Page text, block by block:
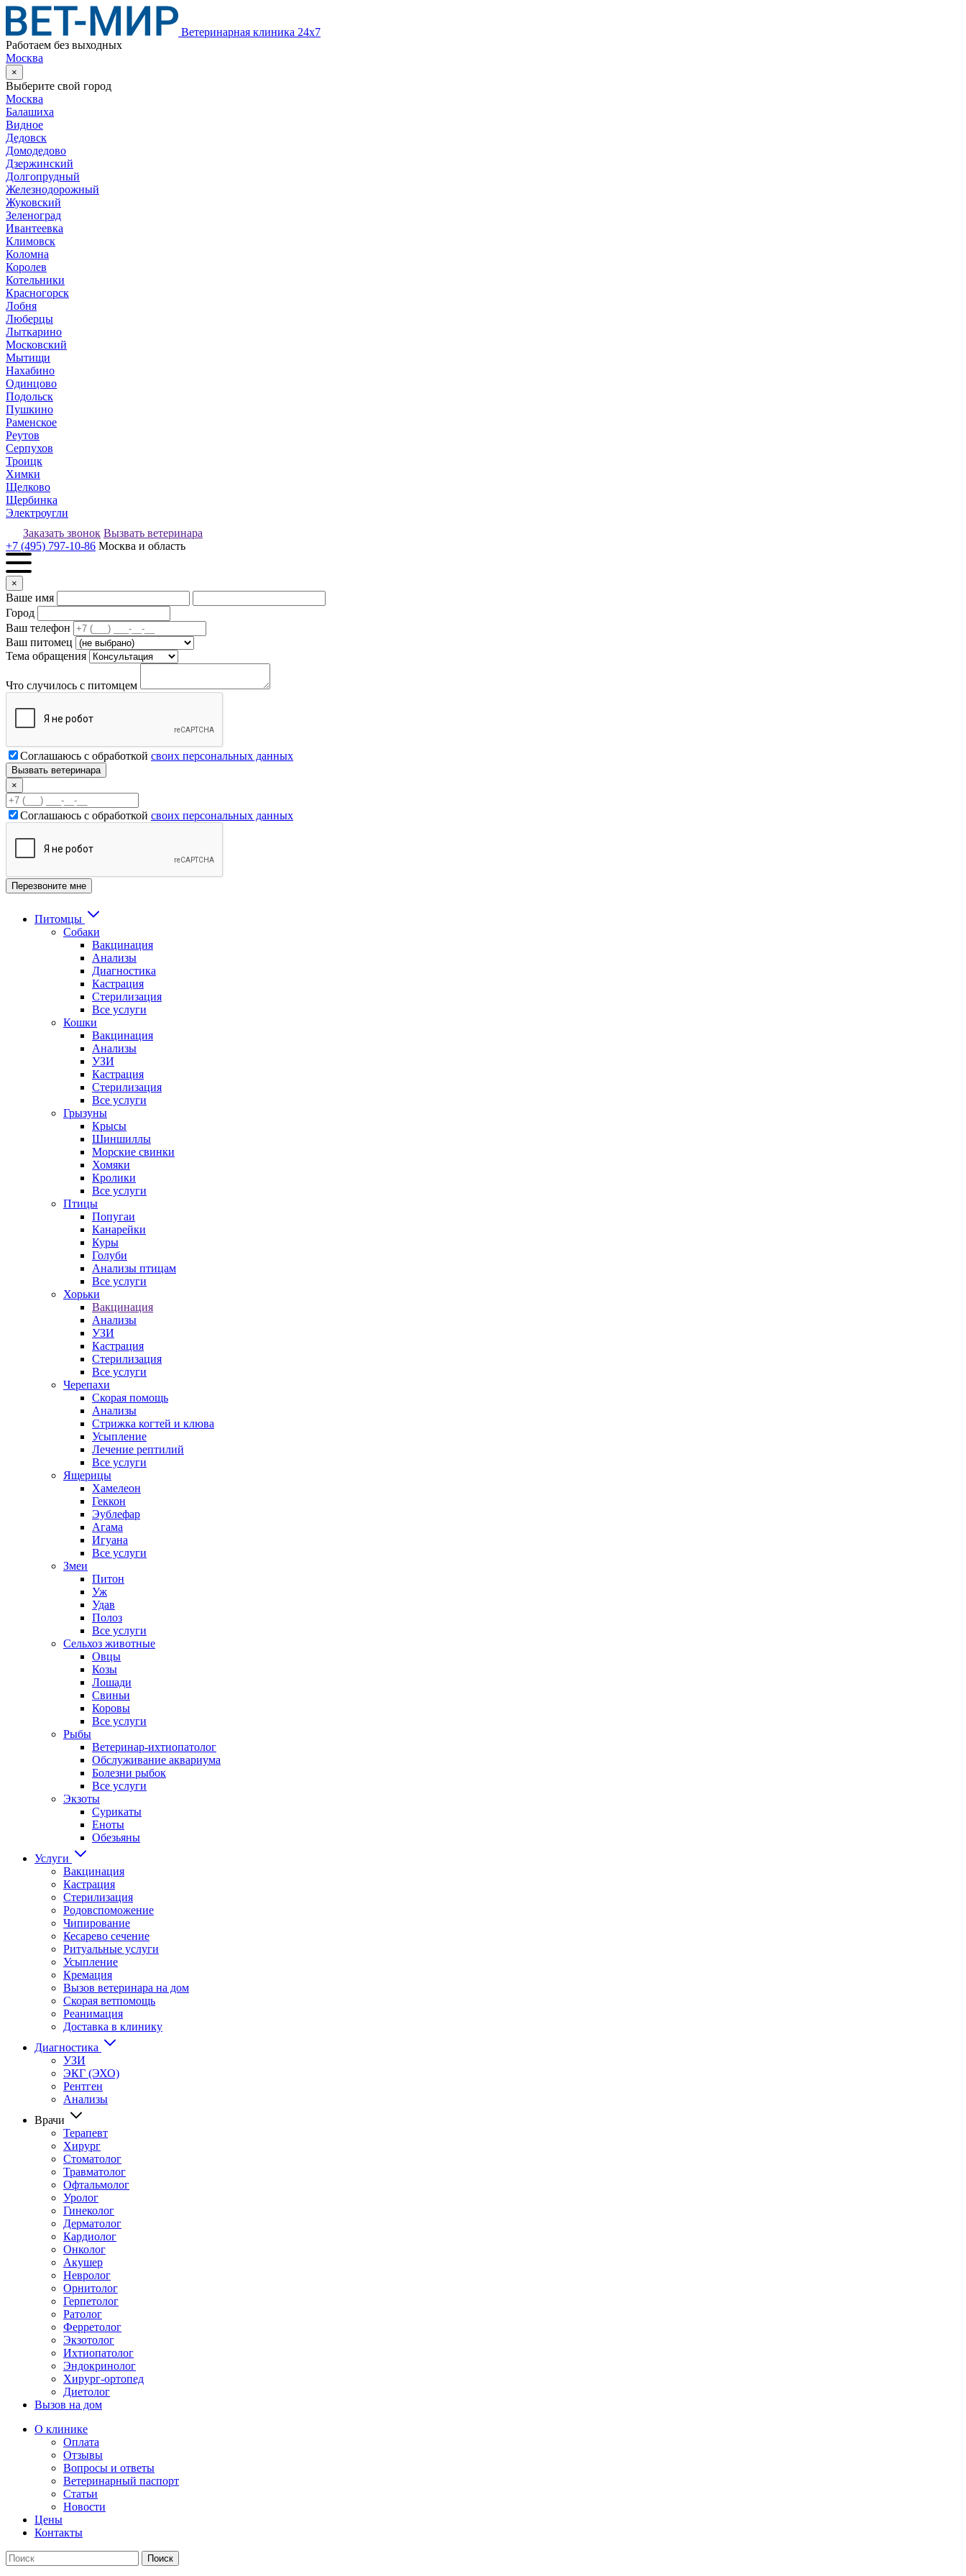
Ветеринарная клиника 24х7
Работаем без выходных
Москва
×
Выберите свой город
Москва
Балашиха
Видное
Дедовск
Домодедово
Дзержинский
Долгопрудный
Железнодорожный
Жуковский
Зеленоград
Ивантеевка
Климовск
Коломна
Королев
Котельники
Красногорск
Лобня
Люберцы
Лыткарино
Московский
Мытищи
Нахабино
Одинцово
Подольск
Пушкино
Раменское
Реутов
Серпухов
Троицк
Химки
Щелково
Щербинка
Электроугли
Заказать звонок Вызвать ветеринара
+7 (495) 797-10-86 Москва и область
×
Ваше имя
Город
Ваш телефон
Ваш питомец
Тема обращения
Что случилось с питомцем
Соглашаюсь с обработкой своих персональных данных
×
Соглашаюсь с обработкой своих персональных данных
Питомцы
Собаки
Вакцинация
Анализы
Диагностика
Кастрация
Стерилизация
Все услуги
Кошки
Вакцинация
Анализы
УЗИ
Кастрация
Стерилизация
Все услуги
Грызуны
Крысы
Шиншиллы
Морские свинки
Хомяки
Кролики
Все услуги
Птицы
Попугаи
Канарейки
Куры
Голуби
Анализы птицам
Все услуги
Хорьки
Вакцинация
Анализы
УЗИ
Кастрация
Стерилизация
Все услуги
Черепахи
Скорая помощь
Анализы
Стрижка когтей и клюва
Усыпление
Лечение рептилий
Все услуги
Ящерицы
Хамелеон
Геккон
Эублефар
Агама
Игуана
Все услуги
Змеи
Питон
Уж
Удав
Полоз
Все услуги
Сельхоз животные
Овцы
Козы
Лошади
Свиньи
Коровы
Все услуги
Рыбы
Ветеринар-ихтиопатолог
Обслуживание аквариума
Болезни рыбок
Все услуги
Экзоты
Сурикаты
Еноты
Обезьяны
Услуги
Вакцинация
Кастрация
Стерилизация
Родовспоможение
Чипирование
Кесарево сечение
Ритуальные услуги
Усыпление
Кремация
Вызов ветеринара на дом
Скорая ветпомощь
Реанимация
Доставка в клинику
Диагностика
УЗИ
ЭКГ (ЭХО)
Рентген
Анализы
Врачи
Терапевт
Хирург
Стоматолог
Травматолог
Офтальмолог
Уролог
Гинеколог
Дерматолог
Кардиолог
Онколог
Акушер
Невролог
Орнитолог
Герпетолог
Ратолог
Ферретолог
Экзотолог
Ихтиопатолог
Эндокринолог
Хирург-ортопед
Диетолог
Вызов на дом
О клинике
Оплата
Отзывы
Вопросы и ответы
Ветеринарный паспорт
Статьи
Новости
Цены
Контакты